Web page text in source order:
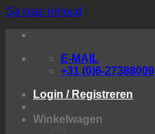
Ga naar inhoud
E-MAIL
+31 (0)6-27388009
Login / Registreren
Winkelwagen